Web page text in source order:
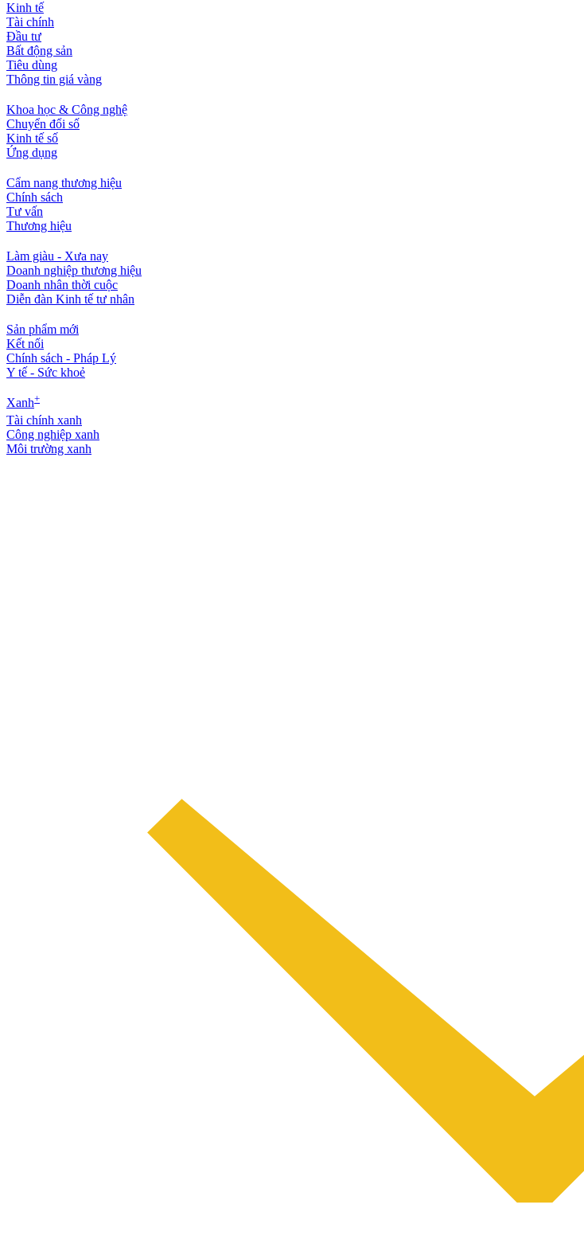
Kinh tế
Tài chính
Đầu tư
Bất động sản
Tiêu dùng
Thông tin giá vàng
Khoa học & Công nghệ
Chuyển đổi số
Kinh tế số
Ứng dụng
Cẩm nang thương hiệu
Chính sách
Tư vấn
Thương hiệu
Làm giàu - Xưa nay
Doanh nghiệp thương hiệu
Doanh nhân thời cuộc
Diễn đàn Kinh tế tư nhân
Sản phẩm mới
Kết nối
Chính sách - Pháp Lý
Y tế - Sức khoẻ
Xanh+
Tài chính xanh
Công nghiệp xanh
Môi trường xanh